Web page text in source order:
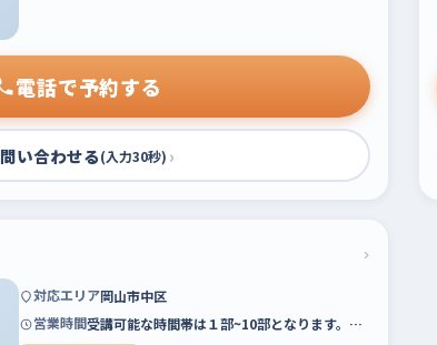
電話で予約する
問い合わせる(入力30秒) ›
›
対応エリア岡山市中区
営業時間受講可能な時間帯は１部~10部となります。…